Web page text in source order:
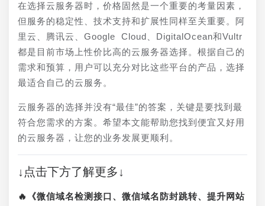
在选择云服务器时，价格固然是一个重要的考量因素，
但服务的稳定性、技术支持和扩展性同样至关重要。阿
里云、腾讯云、Google Cloud、DigitalOcean和Vultr
都是目前市场上性价比高的云服务器选择。根据自己的
需求和预算，用户可以充分对比这些平台的产品，选择
最适合自己的云服务。
云服务器的选择并没有“最佳”的答案，关键是要找到最
符合您需求的方案。希望本文能帮助您找到便宜又好用
的云服务器，让您的业务发展更顺利。
↓点击下方了解更多↓
🔥《微信域名检测接口、微信域名防封跳转、提升网站